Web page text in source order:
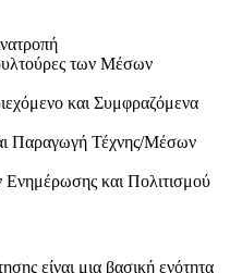
των Μέσων
και Συμφραζόμενα
Παραγωγή Τέχνης/Μέσων
και Πολιτισμού
είναι μια βασική ενότητα